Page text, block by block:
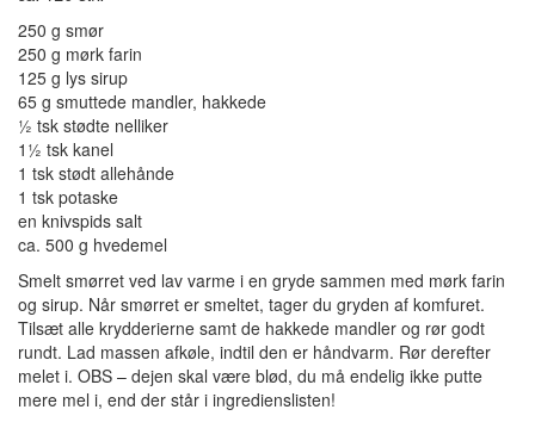
250 g smør
250 g mørk farin
125 g lys sirup
65 g smuttede mandler, hakkede
½ tsk stødte nelliker
1½ tsk kanel
1 tsk stødt allehånde
1 tsk potaske
en knivspids salt
ca. 500 g hvedemel
Smelt smørret ved lav varme i en gryde sammen med mørk farin
og sirup. Når smørret er smeltet, tager du gryden af komfuret.
Tilsæt alle krydderierne samt de hakkede mandler og rør godt
rundt. Lad massen afkøle, indtil den er håndvarm. Rør derefter
melet i. OBS – dejen skal være blød, du må endelig ikke putte
mere mel i, end der står i ingredienslisten!